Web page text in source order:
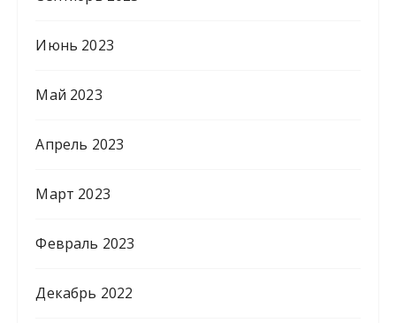
Июнь 2023
Май 2023
Апрель 2023
Март 2023
Февраль 2023
Декабрь 2022